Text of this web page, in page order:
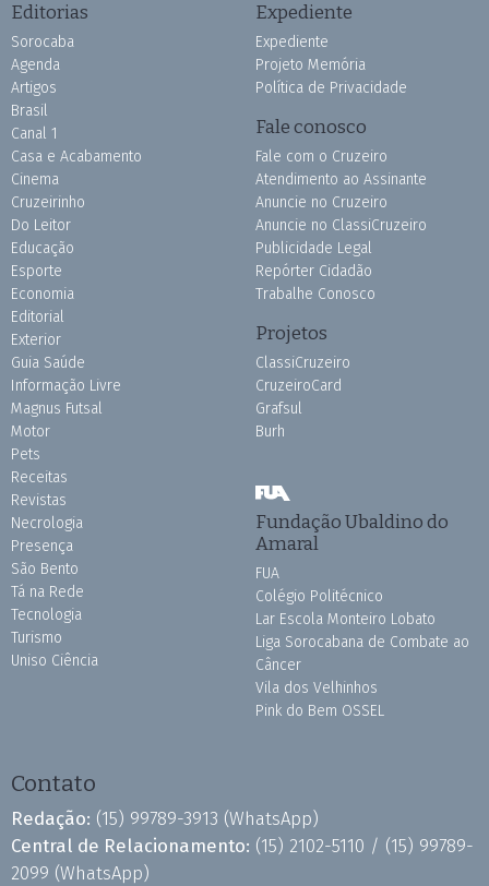
Editorias
Sorocaba
Agenda
Artigos
Brasil
Canal 1
Casa e Acabamento
Cinema
Cruzeirinho
Do Leitor
Educação
Esporte
Economia
Editorial
Exterior
Guia Saúde
Informação Livre
Magnus Futsal
Motor
Pets
Receitas
Revistas
Necrologia
Presença
São Bento
Tá na Rede
Tecnologia
Turismo
Uniso Ciência
Expediente
Expediente
Projeto Memória
Política de Privacidade
Fale conosco
Fale com o Cruzeiro
Atendimento ao Assinante
Anuncie no Cruzeiro
Anuncie no ClassiCruzeiro
Publicidade Legal
Repórter Cidadão
Trabalhe Conosco
Projetos
ClassiCruzeiro
CruzeiroCard
Grafsul
Burh
Fundação Ubaldino do
Amaral
FUA
Colégio Politécnico
Lar Escola Monteiro Lobato
Liga Sorocabana de Combate ao
Câncer
Vila dos Velhinhos
Pink do Bem OSSEL
Contato
Redação: (15) 99789-3913 (WhatsApp)
Central de Relacionamento: (15) 2102-5110 / (15) 99789-
2099 (WhatsApp)